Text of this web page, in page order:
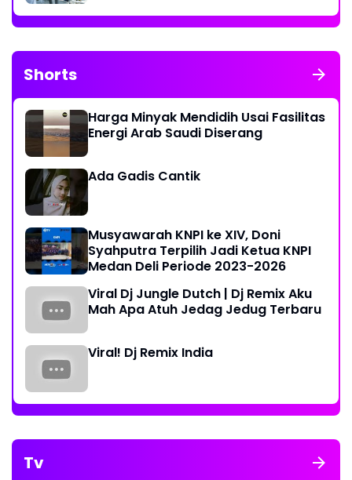
Shorts
Harga Minyak Mendidih Usai Fasilitas
Energi Arab Saudi Diserang
Ada Gadis Cantik
Musyawarah KNPI ke XIV, Doni
Syahputra Terpilih Jadi Ketua KNPI
Medan Deli Periode 2023-2026
Viral Dj Jungle Dutch | Dj Remix Aku
Mah Apa Atuh Jedag Jedug Terbaru
Viral! Dj Remix India
Tv